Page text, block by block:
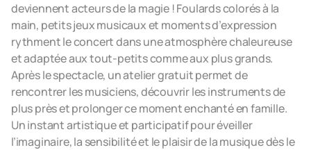
deviennent acteurs de la magie ! Foulards colorés à la
main, petits jeux musicaux et moments d’expression
rythment le concert dans une atmosphère chaleureuse
et adaptée aux tout-petits comme aux plus grands.
Après le spectacle, un atelier gratuit permet de
rencontrer les musiciens, découvrir les instruments de
plus près et prolonger ce moment enchanté en famille.
Un instant artistique et participatif pour éveiller
l’imaginaire, la sensibilité et le plaisir de la musique dès le